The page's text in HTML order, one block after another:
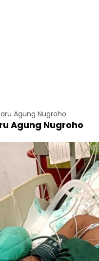
Agung Nugroho
Agung Nugroho